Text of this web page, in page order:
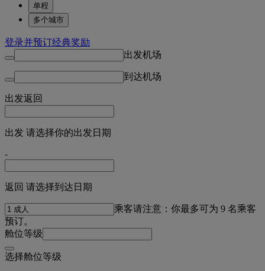
单程
多个城市
登录并预订经典奖励
出发机场
到达机场
出发返回
出发 请选择你的出发日期
-
返回 请选择到达日期
乘客请注意：你最多可为 9 名乘客
预订。
舱位等级
选择舱位等级